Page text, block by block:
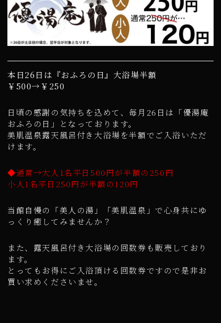
本日26日は『おふろの日』大浴場半額
￥500→￥250
日頃の感謝の気持ちを込めて、毎月26日は「優湯庵
おふろの日」となっております。
美肌温泉露天風呂付き大浴場を半額でご入浴いただ
けます。
◆通常→大人1名平日500円が半額の250円
小人1名平日250円が半額の120円
当館自慢の「美人の湯」「美肌温泉」で心身共にゆ
っくり癒してみませんか？
また、露天風呂付き大浴場の回数券も販売しており
ます。
とってもお得にご入浴頂ける回数券ですので是非お
買い求めくださいませ。